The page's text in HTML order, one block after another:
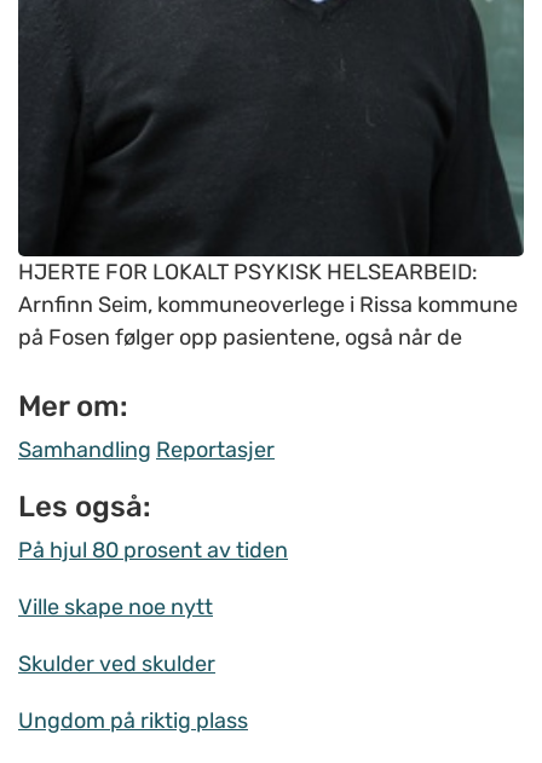
HJERTE FOR LOKALT PSYKISK HELSEARBEID:
Arnfinn Seim, kommuneoverlege i Rissa kommune
på Fosen følger opp pasientene, også når de
Mer om:
Samhandling Reportasjer
Les også:
På hjul 80 prosent av tiden
Ville skape noe nytt
Skulder ved skulder
Ungdom på riktig plass